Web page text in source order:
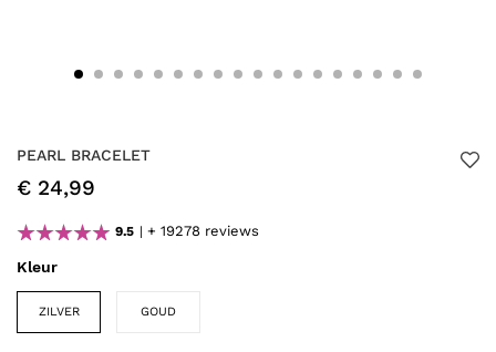
PEARL BRACELET
Kleur
ZILVER GOUD
9.5 + 19278 reviews
€ 24,99